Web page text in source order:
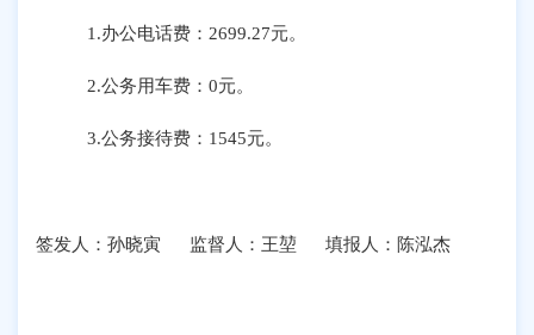
1.办公电话费： 2699.27元。
2.公务用车费：0元。
3.公务接待费： 1545元。
签发人 ：孙晓寅 监督人： 王堃 填报人： 陈泓杰